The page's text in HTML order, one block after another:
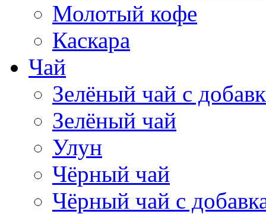
Молотый кофе
Каскара
Чай
Зелёный чай с
Зелёный чай
Улун
Чёрный чай
Чёрный чай с